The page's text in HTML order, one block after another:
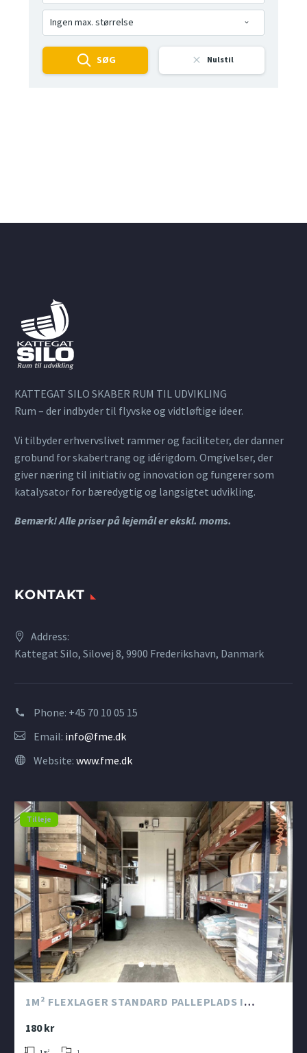
Ingen max. størrelse
SØG Nulstil
KATTEGAT SILO SKABER RUM TIL UDVIKLING
Rum – der indbyder til flyvske og vidtløftige ideer.
Vi tilbyder erhvervslivet rammer og faciliteter, der danner
grobund for skabertrang og idérigdom. Omgivelser, der
giver næring til initiativ og innovation og fungerer som
katalysator for bæredygtig og langsigtet udvikling.
Bemærk! Alle priser på lejemål er ekskl. moms.
KONTAKT
Address:
Kattegat Silo, Silovej 8, 9900 Frederikshavn, Danmark
Phone: +45 70 10 05 15
Email: info@fme.dk
Website: www.fme.dk
Til leje
1M² FLEXLAGER STANDARD PALLEPLADS I
180 kr